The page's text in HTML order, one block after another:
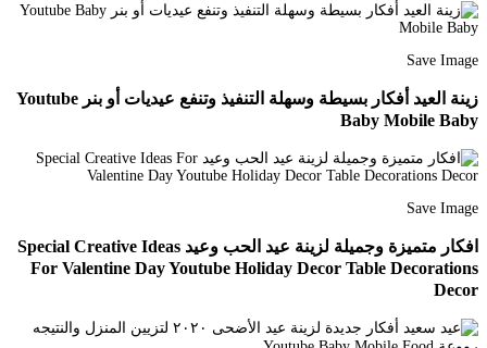
Save Image
زينة العيد أفكار بسيطة وسهلة التنفيذ وتنفع عيديات أو بنر Youtube
Baby Mobile Baby
Save Image
افكار متميزة وجميلة لزينة عيد الحب وعيد Special Creative Ideas
For Valentine Day Youtube Holiday Decor Table Decorations
Decor